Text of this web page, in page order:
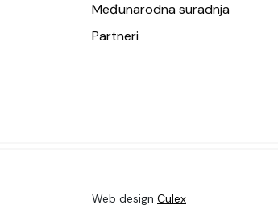
Međunarodna suradnja
Partneri
Web design Culex